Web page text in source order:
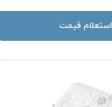
استعلام قیمت